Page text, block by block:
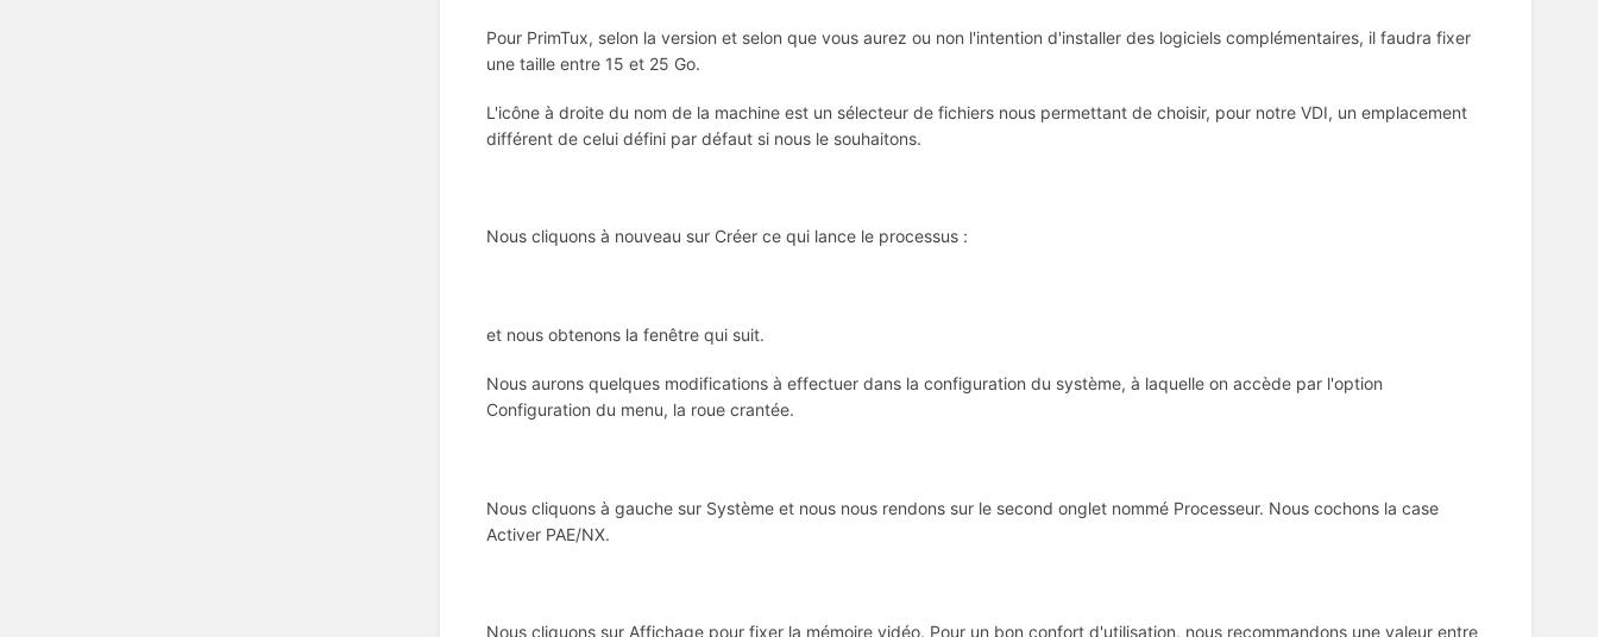
Pour PrimTux, selon la version et selon que vous aurez ou non l'intention d'installer des logiciels complémentaires, il faudra fixer
une taille entre 15 et 25 Go.
L'icône à droite du nom de la machine est un sélecteur de fichiers nous permettant de choisir, pour notre VDI, un emplacement
différent de celui défini par défaut si nous le souhaitons.
Nous cliquons à nouveau sur Créer ce qui lance le processus :
et nous obtenons la fenêtre qui suit.
Nous aurons quelques modifications à effectuer dans la configuration du système, à laquelle on accède par l'option
Configuration du menu, la roue crantée.
Nous cliquons à gauche sur Système et nous nous rendons sur le second onglet nommé Processeur. Nous cochons la case
Activer PAE/NX.
Nous cliquons sur Affichage pour fixer la mémoire vidéo. Pour un bon confort d'utilisation, nous recommandons une valeur entre